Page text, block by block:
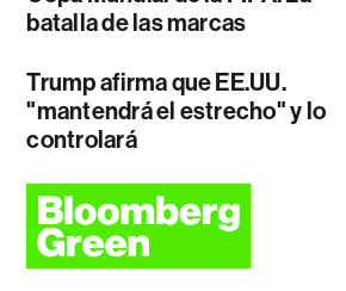
batalla de las marcas
Trump afirma que EE.UU.
"mantendrá el estrecho" y lo
controlará